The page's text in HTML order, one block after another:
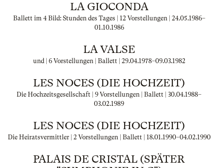
LA GIOCONDA
Ballett im 4 Bild: Stunden des Tages | 12 Vorstellungen | 24.05.1986–
01.10.1986
LA VALSE
und | 6 Vorstellungen | Ballett | 29.04.1978–09.03.1982
LES NOCES (DIE HOCHZEIT)
Die Hochzeitsgesellschaft | 9 Vorstellungen | Ballett | 30.04.1988–
03.02.1989
LES NOCES (DIE HOCHZEIT)
Die Heiratsvermittler | 2 Vorstellungen | Ballett | 18.01.1990–04.02.1990
PALAIS DE CRISTAL (SPÄTER